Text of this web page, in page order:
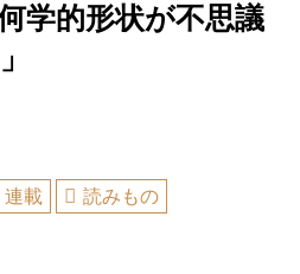
学的形状が不思議
連載 読みもの